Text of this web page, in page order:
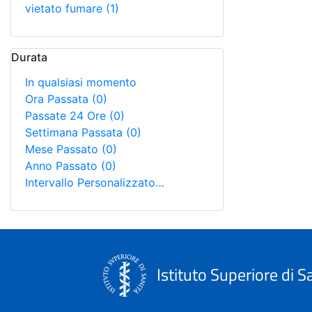
vietato fumare (1)
Durata
In qualsiasi momento
Ora Passata (0)
Passate 24 Ore (0)
Settimana Passata (0)
Mese Passato (0)
Anno Passato (0)
Intervallo Personalizzato…
Istituto Superiore di